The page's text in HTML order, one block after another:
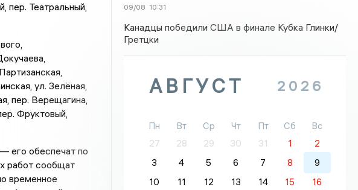
пер. Театральный,
ул. Зелёная,
пер. Верещагина,
Фруктовый,
его обеспечат по
работ сообщат
временное
09/08 10:31
Канадцы победили США в финале Кубка Глинки/
Гретцки
АВГУСТ 2026
Пн Вт Ср Чт Пт Сб
Вс
27
28 29 30 31 1
2
3
4 5 6 7 8
9
10
11 12 13 14 15
16